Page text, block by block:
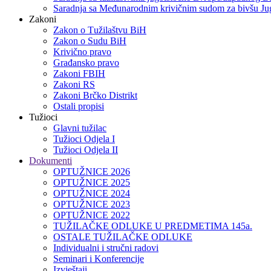
Saradnja sa Međunarodnim krivičnim sudom za bivšu
Zakoni
Zakon o Тužilaštvu BiH
Zakon o Sudu BiH
Krivično pravo
Građansko pravo
Zakoni FBIH
Zakoni RS
Zakoni Brčko Distrikt
Ostali propisi
Tužioci
Glavni tužilac
Tužioci Odjela I
Tužioci Odjela II
Dokumenti
OPTUŽNICE 2026
OPTUŽNICE 2025
OPTUŽNICE 2024
OPTUŽNICE 2023
OPTUŽNICE 2022
TUŽILAČKE ODLUKE U PREDMETIMA 145a.
OSTALE TUŽILAČKE ODLUKE
Individualni i stručni radovi
Seminari i Konferencije